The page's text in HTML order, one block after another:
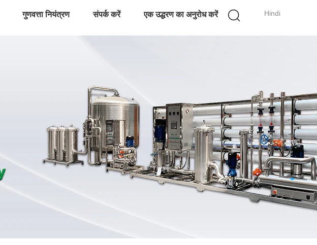
Hindi
गुणवत्ता नियंत्रण संपर्क करें एक उद्धरण का अनुरोध करें